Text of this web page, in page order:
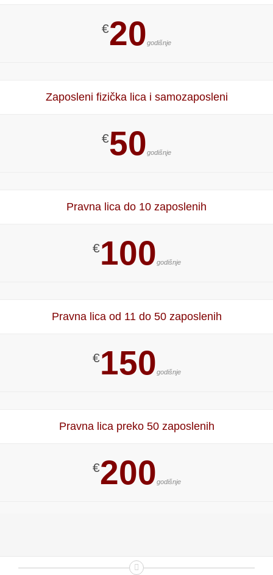
€20godišnje
Zaposleni fizička lica i samozaposleni
€50godišnje
Pravna lica do 10 zaposlenih
€100godišnje
Pravna lica od 11 do 50 zaposlenih
€150godišnje
Pravna lica preko 50 zaposlenih
€200godišnje